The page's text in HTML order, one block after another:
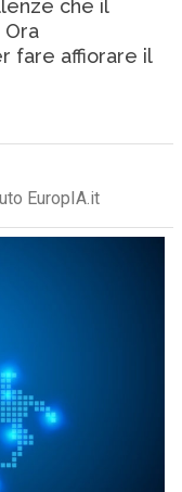
che il
Ora
fare affiorare il
EuropIA.it